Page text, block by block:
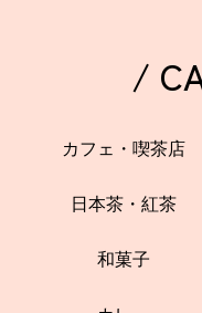
/
カフェ・喫茶店
日本茶・紅茶
和菓子